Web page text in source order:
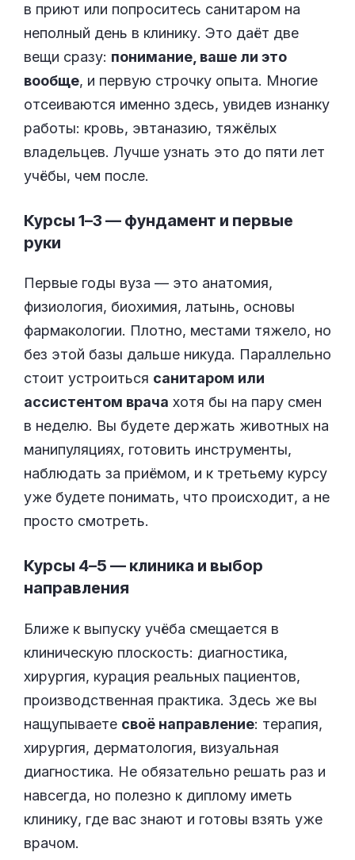
в приют или попроситесь санитаром на
неполный день в клинику. Это даёт две
вещи сразу: понимание, ваше ли это
вообще, и первую строчку опыта. Многие
отсеиваются именно здесь, увидев изнанку
работы: кровь, эвтаназию, тяжёлых
владельцев. Лучше узнать это до пяти лет
учёбы, чем после.
Курсы 1–3 — фундамент и первые
руки
Первые годы вуза — это анатомия,
физиология, биохимия, латынь, основы
фармакологии. Плотно, местами тяжело, но
без этой базы дальше никуда. Параллельно
стоит устроиться санитаром или
ассистентом врача хотя бы на пару смен
в неделю. Вы будете держать животных на
манипуляциях, готовить инструменты,
наблюдать за приёмом, и к третьему курсу
уже будете понимать, что происходит, а не
просто смотреть.
Курсы 4–5 — клиника и выбор
направления
Ближе к выпуску учёба смещается в
клиническую плоскость: диагностика,
хирургия, курация реальных пациентов,
производственная практика. Здесь же вы
нащупываете своё направление: терапия,
хирургия, дерматология, визуальная
диагностика. Не обязательно решать раз и
навсегда, но полезно к диплому иметь
клинику, где вас знают и готовы взять уже
врачом.